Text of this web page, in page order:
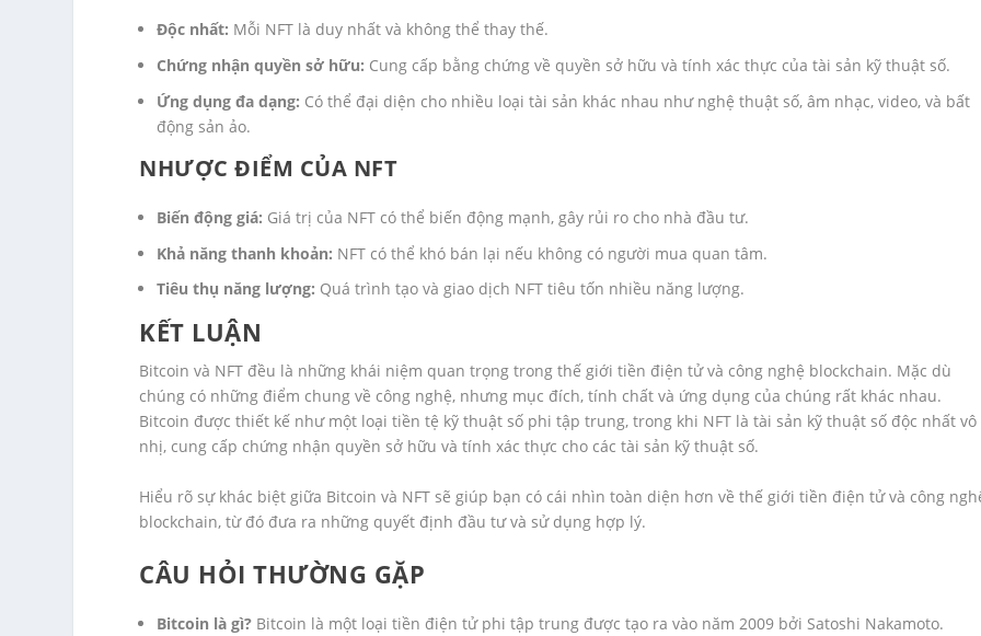
Độc nhất: Mỗi NFT là duy nhất và không thể thay thế.
Chứng nhận quyền sở hữu: Cung cấp bằng chứng về quyền sở hữu và tính xác thực của tài sản kỹ thuật số.
Ứng dụng đa dạng: Có thể đại diện cho nhiều loại tài sản khác nhau như nghệ thuật số, âm nhạc, video, và bất
động sản ảo.
NHƯỢC ĐIỂM CỦA NFT
Biến động giá: Giá trị của NFT có thể biến động mạnh, gây rủi ro cho nhà đầu tư.
Khả năng thanh khoản: NFT có thể khó bán lại nếu không có người mua quan tâm.
Tiêu thụ năng lượng: Quá trình tạo và giao dịch NFT tiêu tốn nhiều năng lượng.
KẾT LUẬN
Bitcoin và NFT đều là những khái niệm quan trọng trong thế giới tiền điện tử và công nghệ blockchain. Mặc dù
chúng có những điểm chung về công nghệ, nhưng mục đích, tính chất và ứng dụng của chúng rất khác nhau.
Bitcoin được thiết kế như một loại tiền tệ kỹ thuật số phi tập trung, trong khi NFT là tài sản kỹ thuật số độc nhất vô
nhị, cung cấp chứng nhận quyền sở hữu và tính xác thực cho các tài sản kỹ thuật số.
Hiểu rõ sự khác biệt giữa Bitcoin và NFT sẽ giúp bạn có cái nhìn toàn diện hơn về thế giới tiền điện tử và công
blockchain, từ đó đưa ra những quyết định đầu tư và sử dụng hợp lý.
CÂU HỎI THƯỜNG GẶP
Bitcoin là gì? Bitcoin là một loại tiền điện tử phi tập trung được tạo ra vào năm 2009 bởi Satoshi Nakamoto.